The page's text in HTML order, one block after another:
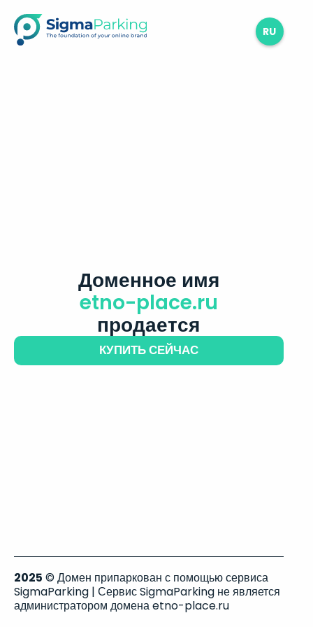
RU
Доменное имя
etno-place.ru
продается
КУПИТЬ СЕЙЧАС
2025 © Домен припаркован с помощью сервиса
SigmaParking | Сервис SigmaParking не является
администратором домена etno-place.ru